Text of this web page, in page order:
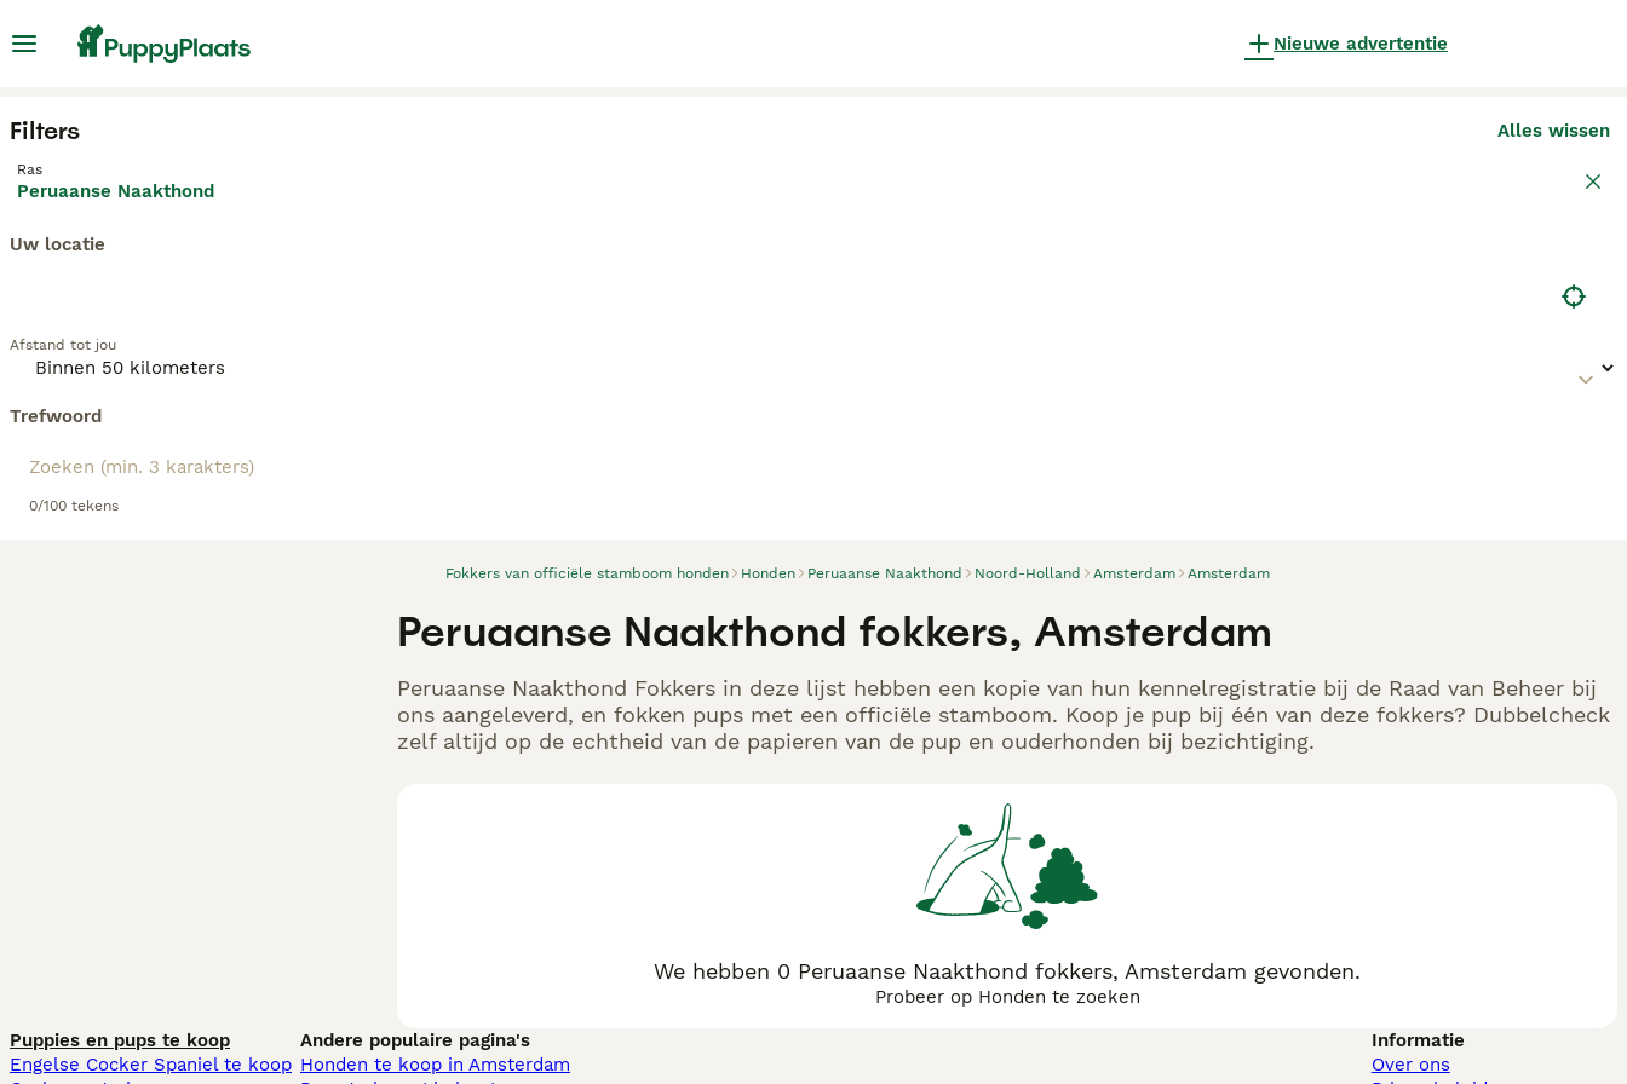
Nieuwe advertentie
Filters Alles wissen
Ras
Peruaanse Naakthond
Uw locatie
Afstand tot jou
Trefwoord
0/100 tekens
Fokkers van officiële stamboom honden Honden Peruaanse Naakthond Noord-Holland Amsterdam Amsterdam
Peruaanse Naakthond fokkers, Amsterdam
Peruaanse Naakthond Fokkers in deze lijst hebben een kopie van hun kennelregistratie bij de Raad van Beheer bij
ons aangeleverd, en fokken pups met een officiële stamboom. Koop je pup bij één van deze fokkers? Dubbelcheck
zelf altijd op de echtheid van de papieren van de pup en ouderhonden bij bezichtiging.
We hebben 0 Peruaanse Naakthond fokkers, Amsterdam gevonden.
Probeer op Honden te zoeken
Puppies en pups te koop
Engelse Cocker Spaniel te koop
Andere populaire pagina's
Honden te koop in Amsterdam
Informatie
Over ons